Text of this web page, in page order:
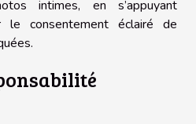
intimes, en s’appuyant
le consentement éclairé de